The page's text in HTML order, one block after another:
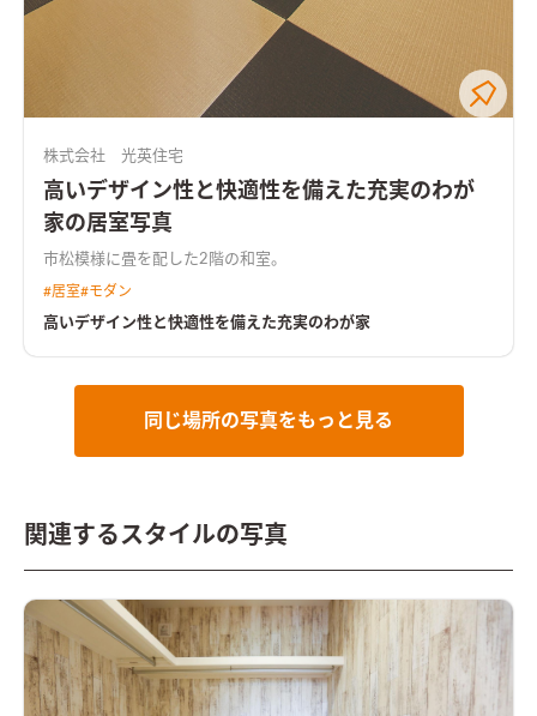
株式会社 光英住宅
高いデザイン性と快適性を備えた充実のわが
家の居室写真
市松模様に畳を配した2階の和室。
#居室#モダン
高いデザイン性と快適性を備えた充実のわが家
同じ場所の写真をもっと見る
関連するスタイルの写真